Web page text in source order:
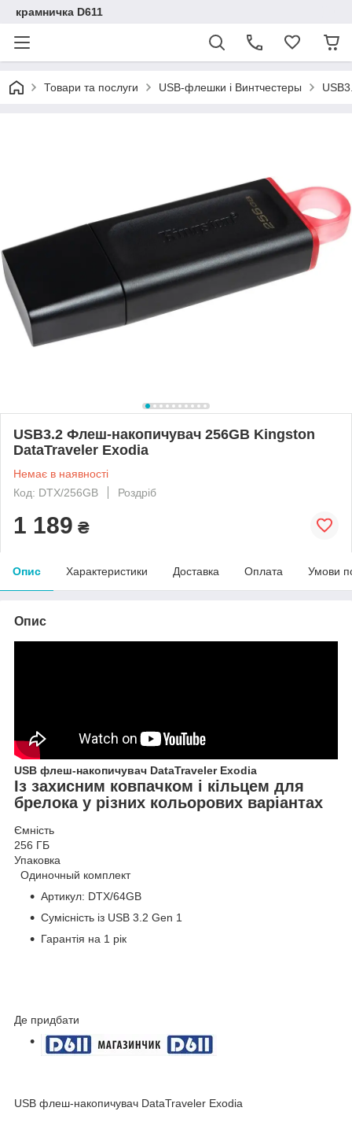
крамничка D611
Товари та послуги USB-флешки і Винтчестеры
USB3.2 Флеш-накопичувач 256GB Kingston
DataTraveler Exodia
Немає в наявності
Код: DTX/256GB
Роздріб
1 189 ₴
Опис Характеристики Доставка Оплата Умови
Опис
USB флеш-накопичувач DataTraveler Exodia
Із захисним ковпачком і кільцем для
брелока у різних кольорових варіантах
Ємність
256 ГБ
Упаковка
Одиночный комплект
Артикул: DTX/64GB
Сумісність із USB 3.2 Gen 1
Гарантія на 1 рік
Де придбати
USB флеш-накопичувач DataTraveler Exodia